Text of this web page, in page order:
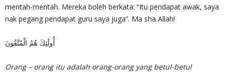
mentah-mentah. Mereka boleh berkata: “Itu pendapat awak, saya
nak pegang pendapat guru saya juga”. Ma sha Allah!
أُولَٰئِكَ هُمُ الْمُتَّقُونَ
Orang – orang itu adalah orang-orang yang betul-betul